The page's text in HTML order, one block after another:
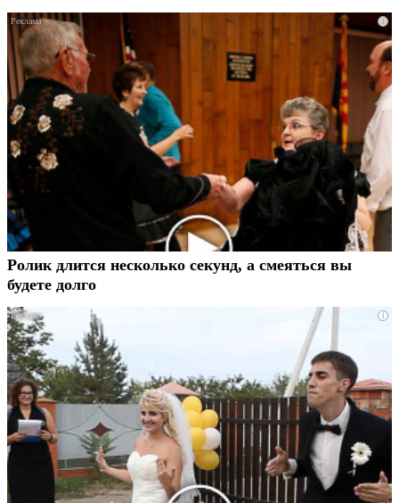
i
Ролик длится несколько секунд, а смеяться вы
будете долго
i